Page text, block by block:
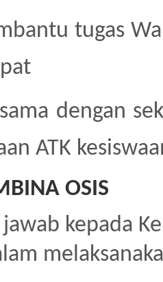
tugas
dengan
ATK
OSIS
kepada